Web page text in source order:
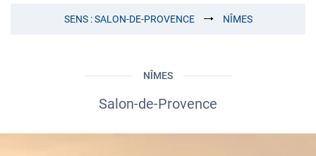
SENS :SALON-DE-PROVENCE NÎMES
NÎMES
Salon-de-Provence